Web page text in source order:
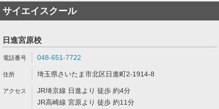
サイエイスクール
日進宮原校
048-651-7722
埼玉県さいたま市北区日進町2-1914-8
JR埼京線 日進より 徒歩 約4分
JR高崎線 宮原より 徒歩 約11分